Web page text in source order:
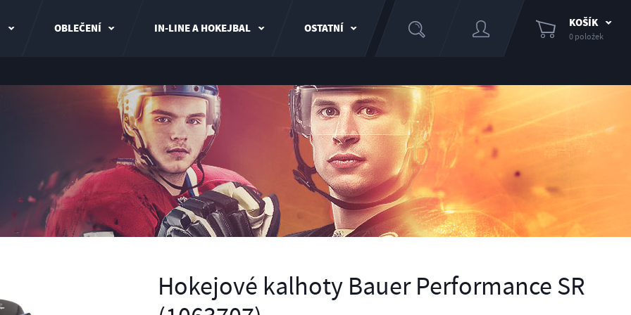
OBLEČENÍ IN-LINE A HOKEJBAL OSTATNÍ KOŠÍK
0 položek
Hokejové kalhoty Bauer Performance SR